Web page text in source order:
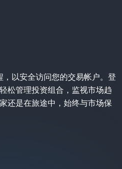
以安全访问您的交易帐户。登
松管理投资组合，监视市场趋
还是在旅途中，始终与市场保